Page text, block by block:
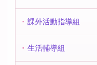
課外活動指導組
生活輔導組